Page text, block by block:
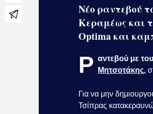
Νέο ραντεβού
Κεραμέως και
Οptima και
Ρ αντεβού με
Μητσοτάκης,
Για να μην
Τσίπρας